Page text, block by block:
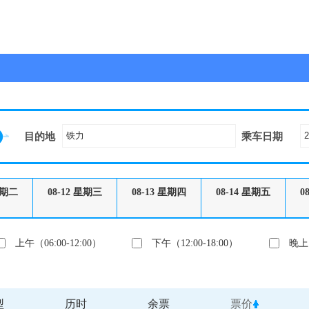
目的地 乘车日期
二 08-12 星期三 08-13 星期四 08-14 星期五
上午（06:00-12:00） 下午（12:00-18:00） 晚
历时 余票 票价